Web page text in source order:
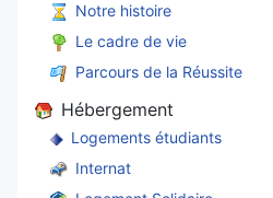
Notre histoire
Le cadre de vie
Parcours de la Réussite
Hébergement
Logements étudiants
Internat